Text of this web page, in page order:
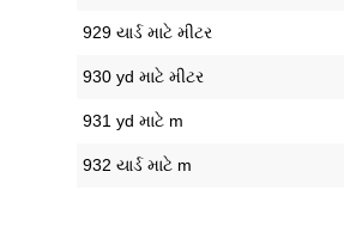
929 યાર્ડ માટે મીટર
930 yd માટે મીટર
931 yd માટે m
932 યાર્ડ માટે m